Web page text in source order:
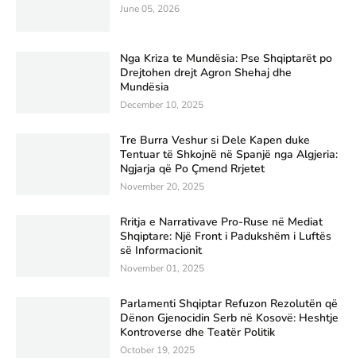
June 05, 2026
Nga Kriza te Mundësia: Pse Shqiptarët po
Drejtohen drejt Agron Shehaj dhe
Mundësia
December 10, 2025
Tre Burra Veshur si Dele Kapen duke
Tentuar të Shkojnë në Spanjë nga Algjeria:
Ngjarja që Po Çmend Rrjetet
November 20, 2025
Rritja e Narrativave Pro-Ruse në Mediat
Shqiptare: Një Front i Padukshëm i Luftës
së Informacionit
November 01, 2025
Parlamenti Shqiptar Refuzon Rezolutën që
Dënon Gjenocidin Serb në Kosovë: Heshtje
Kontroverse dhe Teatër Politik
October 19, 2025